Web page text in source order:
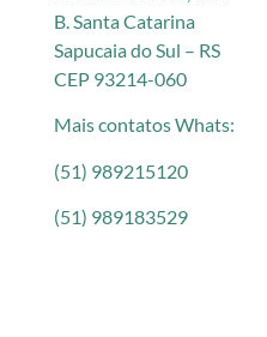
B. Santa Catarina
Sapucaia do Sul – RS
CEP 93214-060
Mais contatos Whats:
(51) 989215120
(51) 989183529